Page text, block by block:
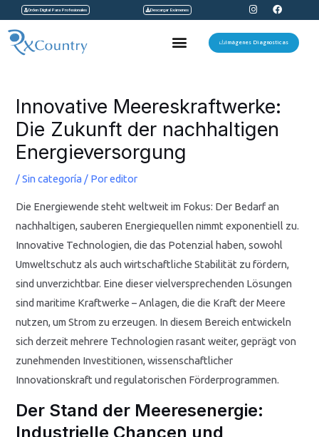
contenido
Orden Digital Para Profesionales Descargar Exámenes
I
n
s
t
a
F
a
c
e
b
Menu Imágenes Diagnosticas
Innovative Meereskraftwerke:
Die Zukunft der nachhaltigen
Energieversorgung
/Sin categoría / Poreditor
Die Energiewende steht weltweit im Fokus: Der Bedarf an
nachhaltigen, sauberen Energiequellen nimmt exponentiell zu.
Innovative Technologien, die das Potenzial haben, sowohl
Umweltschutz als auch wirtschaftliche Stabilität zu fördern,
sind unverzichtbar. Eine dieser vielversprechenden Lösungen
sind maritime Kraftwerke – Anlagen, die die Kraft der Meere
nutzen, um Strom zu erzeugen. In diesem Bereich entwickeln
sich derzeit mehrere Technologien rasant weiter, geprägt von
zunehmenden Investitionen, wissenschaftlicher
Innovationskraft und regulatorischen Förderprogrammen.
Der Stand der Meeresenergie:
Industrielle Chancen und
entradas